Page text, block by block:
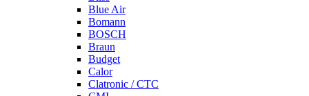
Blue Air
Bomann
BOSCH
Braun
Budget
Calor
Clatronic / CTC